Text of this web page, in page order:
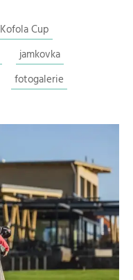
Kofola Cup
jamkovka
fotogalerie